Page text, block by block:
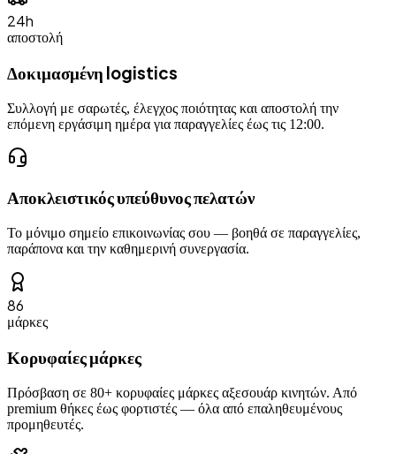
24h
αποστολή
Δοκιμασμένη logistics
Συλλογή με σαρωτές, έλεγχος ποιότητας και αποστολή την
επόμενη εργάσιμη ημέρα για παραγγελίες έως τις 12:00.
Αποκλειστικός υπεύθυνος πελατών
Το μόνιμο σημείο επικοινωνίας σου — βοηθά σε παραγγελίες,
παράπονα και την καθημερινή συνεργασία.
86
μάρκες
Κορυφαίες μάρκες
Πρόσβαση σε 80+ κορυφαίες μάρκες αξεσουάρ κινητών. Από
premium θήκες έως φορτιστές — όλα από επαληθευμένους
προμηθευτές.